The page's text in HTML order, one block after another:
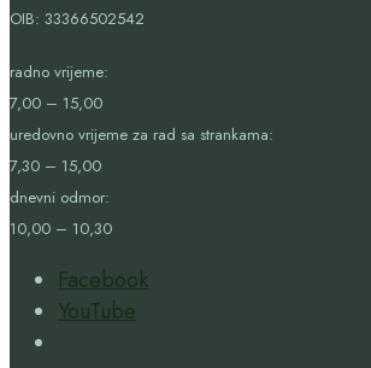
OIB: 33366502542
radno vrijeme:
7,00 – 15,00
uredovno vrijeme za rad sa strankama:
7,30 – 15,00
dnevni odmor:
10,00 – 10,30
Facebook
YouTube